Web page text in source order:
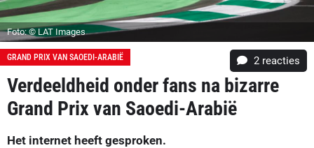
Foto: © LAT Images
GRAND PRIX VAN SAOEDI-ARABIË 2 reacties
Verdeeldheid onder fans na bizarre
Grand Prix van Saoedi-Arabië
Het internet heeft gesproken.